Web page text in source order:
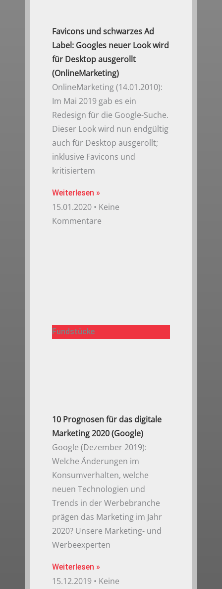
Favicons und schwarzes Ad
Label: Googles neuer Look wird
für Desktop ausgerollt
(OnlineMarketing)
OnlineMarketing (14.01.2010):
Im Mai 2019 gab es ein
Redesign für die Google-Suche.
Dieser Look wird nun endgültig
auch für Desktop ausgerollt;
inklusive Favicons und
kritisiertem
Weiterlesen »
15.01.2020
Keine
Kommentare
Fundstücke
10 Prognosen für das digitale
Marketing 2020 (Google)
Google (Dezember 2019):
Welche Änderungen im
Konsumverhalten, welche
neuen Technologien und
Trends in der Werbebranche
prägen das Marketing im Jahr
2020? Unsere Marketing- und
Werbeexperten
Weiterlesen »
15.12.2019
Keine